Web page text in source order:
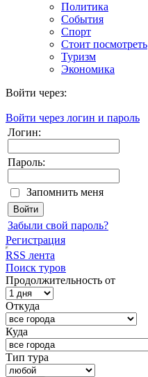
Политика
События
Спорт
Стоит посмотреть
Туризм
Экономика
Войти через:
Войти через логин и пароль
Логин:
Пароль:
Запомнить меня
Забыли свой пароль?
Регистрация
RSS лента
Поиск туров
Продолжительность от
Откуда
Куда
Тип тура